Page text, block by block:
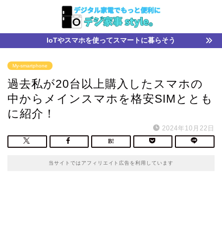
IoTやスマホを使ってスマートに暮らそう
My-smartphone
過去私が20台以上購入したスマホの
中からメインスマホを格安SIMととも
に紹介！
2024年10月22日
当サイトではアフィリエイト広告を利用しています